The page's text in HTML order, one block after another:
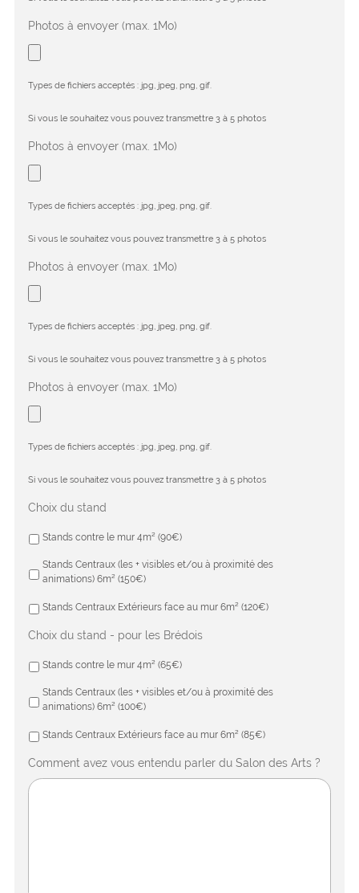
Photos à envoyer (max. 1Mo)
Types de fichiers acceptés : jpg, jpeg, png, gif.
Si vous le souhaitez vous pouvez transmettre 3 à 5 photos
Photos à envoyer (max. 1Mo)
Types de fichiers acceptés : jpg, jpeg, png, gif.
Si vous le souhaitez vous pouvez transmettre 3 à 5 photos
Photos à envoyer (max. 1Mo)
Types de fichiers acceptés : jpg, jpeg, png, gif.
Si vous le souhaitez vous pouvez transmettre 3 à 5 photos
Photos à envoyer (max. 1Mo)
Types de fichiers acceptés : jpg, jpeg, png, gif.
Si vous le souhaitez vous pouvez transmettre 3 à 5 photos
Choix du stand
Stands contre le mur 4m² (90€)
Stands Centraux (les + visibles et/ou à proximité des
animations) 6m² (150€)
Stands Centraux Extérieurs face au mur 6m² (120€)
Choix du stand - pour les Brédois
Stands contre le mur 4m² (65€)
Stands Centraux (les + visibles et/ou à proximité des
animations) 6m² (100€)
Stands Centraux Extérieurs face au mur 6m² (85€)
Comment avez vous entendu parler du Salon des Arts ?